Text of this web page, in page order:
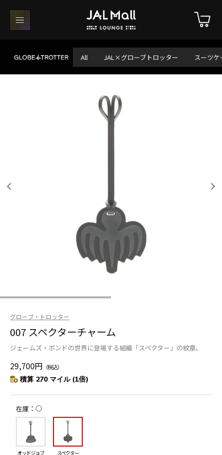
All JAL×グローブトロッター スーツケ
グローブ・トロッター
007 スペクターチャーム
ジェームズ・ボンドの世界に登場する組織「スペクター」の紋章。
29,700円 （税込）
積算 270 マイル (1倍)
在庫 ○
オッドジョブ スペクター